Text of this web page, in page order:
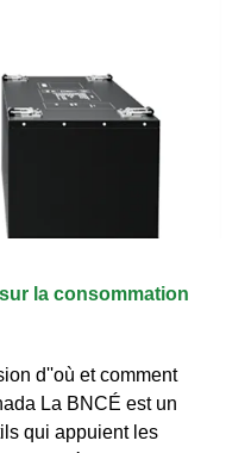
la consommation
d''où et comment
La BNCÉ est un
qui appuient les